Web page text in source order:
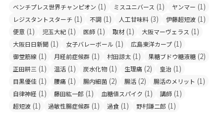
ベンチプレス世界チャンピオン (1) ミスユニバース (1) ヤンマー (1)
レジスタントスターチ (1) 不調 (1) 人工甘味料 (3) 伊藤超短波 (1)
便意 (1) 児玉大紀 (1) 医師 (1) 取材(1) 大阪マーヴェラス (1)
大阪日日新聞 (1) 女子バレーボール (1) 広島東洋カープ (1)
御堂筋線 (1) 月経前症候群 (1) 村田諒太 (1) 果糖ブドウ糖液糖 (2)
正田耕三 (1) 温活 (1) 炭水化物(1) 生理痛 (2) 皇治 (1)
目黒優佳 (1) 腰痛 (1) 腸内細菌 (2) 腸活 (2) 腸活のメリット (1)
自律神経 (1) 藤田紘一郎 (1) 血糖値スパイク (1) 講師 (1)
超短波 (1) 過敏性腸症候群 (1) 過食 (1) 野村謙二郎 (1)